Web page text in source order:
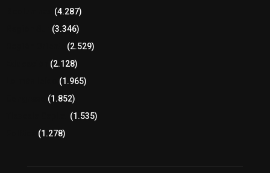
(4.287)
(3.346)
(2.529)
(2.128)
(1.965)
(1.852)
(1.535)
(1.278)